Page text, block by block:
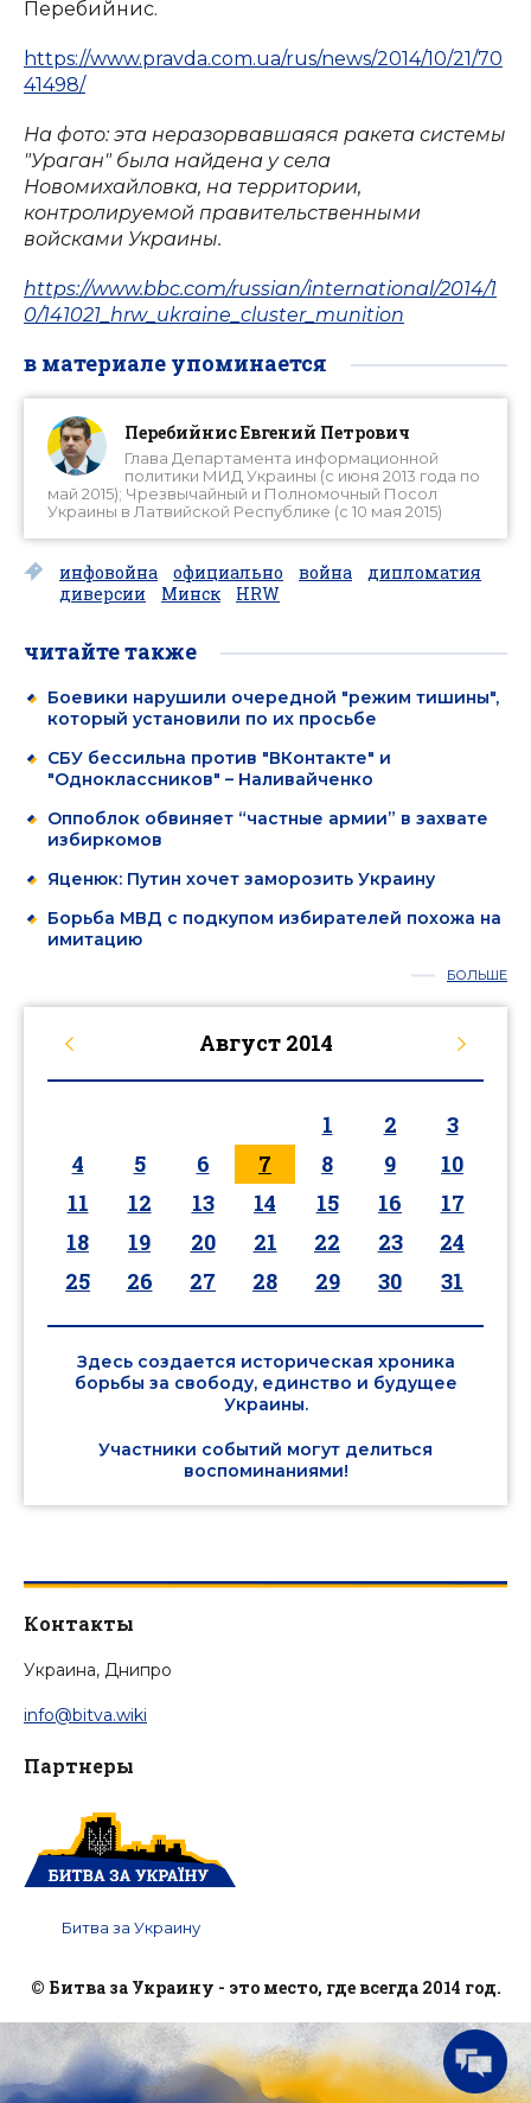
Перебийнис.
https://www.pravda.com.ua/rus/news/2014/10/21/70
41498/
На фото: эта неразорвавшаяся ракета системы
"Ураган" была найдена у села
Новомихайловка, на территории,
контролируемой правительственными
войсками Украины.
https://www.bbc.com/russian/international/2014/1
0/141021_hrw_ukraine_cluster_munition
в материале упоминается
Перебийнис Евгений Петрович
Глава Департамента информационной
политики МИД Украины (с июня 2013 года по
май 2015); Чрезвычайный и Полномочный Посол
Украины в Латвийской Республике (с 10 мая 2015)
инфовойна официально война
дипломатия
диверсии
Минск HRW
читайте также
Боевики нарушили очередной "режим тишины",
который установили по их просьбе
СБУ бессильна против "ВКонтакте" и
"Одноклассников" – Наливайченко
Оппоблок обвиняет “частные армии” в захвате
избиркомов
Яценюк: Путин хочет заморозить Украину
Борьба МВД с подкупом избирателей похожа на
имитацию
БОЛЬШЕ
Август 2014
1 2
3
4
5 6 7 8 9
10
11
12 13 14 15 16
17
18
19 20 21 22 23
24
25
26 27 28 29 30 31
Здесь создается историческая хроника
борьбы за свободу, единство и будущее
Украины.
Участники событий могут делиться
воспоминаниями!
Контакты
Украина, Днипро
info@bitva.wiki
Партнеры
Битва за Украину
© Битва за Украину - это место, где всегда 2014 год.